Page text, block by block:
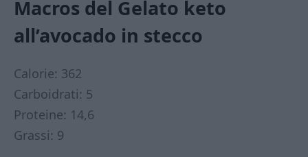
Macros del Gelato keto
all’avocado in stecco
Calorie: 362
Carboidrati: 5
Proteine: 14,6
Grassi: 9